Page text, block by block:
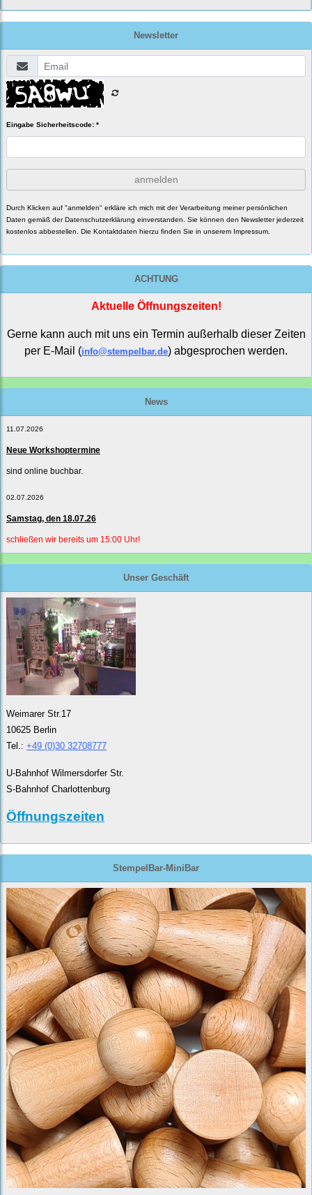
Newsletter
Eingabe Sicherheitscode: *
anmelden
Durch Klicken auf "anmelden" erkläre ich mich mit der Verarbeitung meiner persönlichen
Daten gemäß der Datenschutzerklärung einverstanden. Sie können den Newsletter jederzeit
kostenlos abbestellen. Die Kontaktdaten hierzu finden Sie in unserem Impressum.
ACHTUNG
Aktuelle Öffnungszeiten!
Gerne kann auch mit uns ein Termin außerhalb dieser Zeiten
per E-Mail (info@stempelbar.de) abgesprochen werden.
News
11.07.2026
Neue Workshoptermine
sind online buchbar.
02.07.2026
Samstag, den 18.07.26
schließen wir bereits um 15:00 Uhr!
Unser Geschäft
Weimarer Str.17
10625 Berlin
Tel.: +49 (0)30 32708777
U-Bahnhof Wilmersdorfer Str.
S-Bahnhof Charlottenburg
Öffnungszeiten
StempelBar-MiniBar